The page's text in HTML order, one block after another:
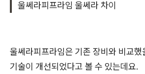
울쎄라피프라임 울쎄라 차이
울쎄라피프라임은 기존 장비와 비교했
기술이 개선되었다고 볼 수 있는데요.